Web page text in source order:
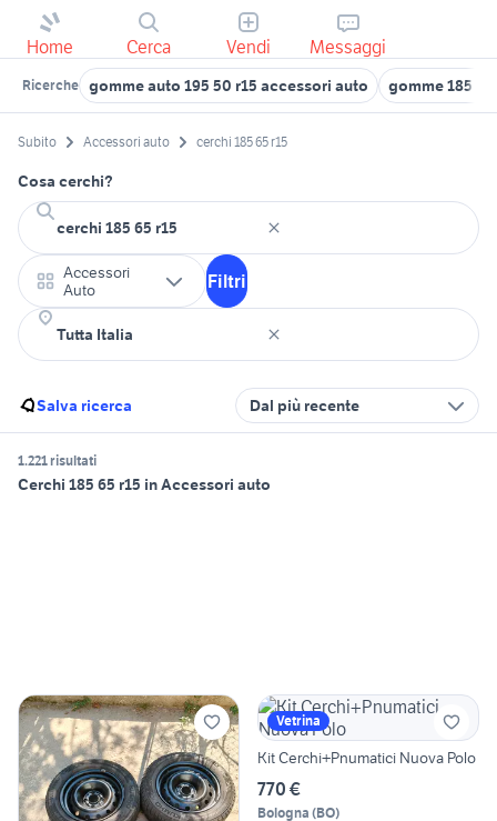
Home Cerca Vendi Messaggi
Ricerche gomme auto 195 50 r15 accessori auto gomme 185
Subito Accessori auto cerchi 185 65 r15
Cosa cerchi?
Accessori
Auto
Filtri
Salva ricerca Dal più recente
1.221 risultati
Cerchi 185 65 r15 in Accessori auto
Vetrina
Kit Cerchi+Pnumatici Nuova Polo
770 €
Bologna (BO)